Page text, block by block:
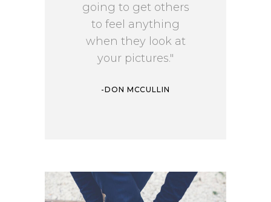
going to get others
to feel anything
when they look at
your pictures."
-DON MCCULLIN